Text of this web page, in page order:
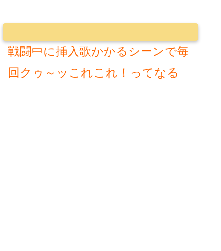
戦闘中に挿入歌かかるシーンで毎
回クゥ～ッこれこれ！ってなる